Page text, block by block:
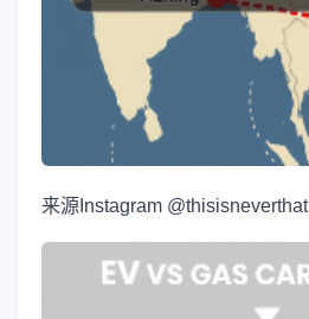
来源 Instagram @thisisneverthat